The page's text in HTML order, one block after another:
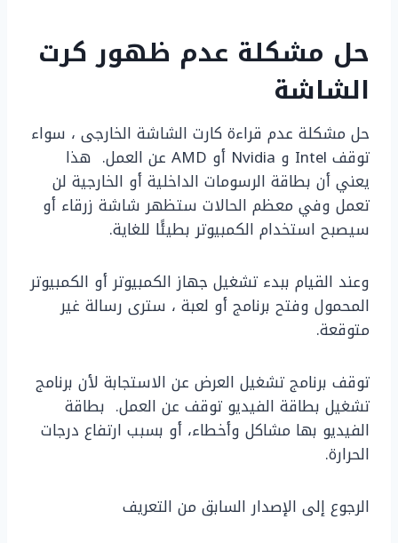
حل مشكلة عدم ظهور كرت
الشاشة
حل مشكلة عدم قراءة كارت الشاشة الخارجى ، سواء
توقف Intel و Nvidia أو AMD عن العمل. هذا
يعني أن بطاقة الرسومات الداخلية أو الخارجية لن
تعمل وفي معظم الحالات ستظهر شاشة زرقاء أو
سيصبح استخدام الكمبيوتر بطيئًا للغاية.
وعند القيام ببدء تشغيل جهاز الكمبيوتر أو الكمبيوتر
المحمول وفتح برنامج أو لعبة ، سترى رسالة غير
متوقعة.
توقف برنامج تشغيل العرض عن الاستجابة لأن برنامج
تشغيل بطاقة الفيديو توقف عن العمل. بطاقة
الفيديو بها مشاكل وأخطاء، أو بسبب ارتفاع درجات
الحرارة.
الرجوع إلى الإصدار السابق من التعريف